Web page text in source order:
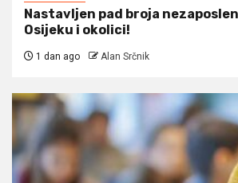
Nastavljen pad broja
Osijeku i okolici!
1 dan ago Alan Srčnik